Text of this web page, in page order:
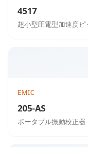
4517
超小型圧電型加速度
EMIC
205-AS
ポータブル振動校正器